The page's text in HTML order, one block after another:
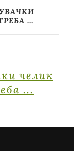
…